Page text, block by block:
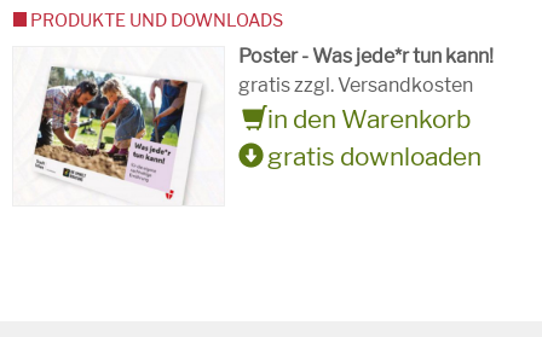
PRODUKTE UND DOWNLOADS
Poster - Was jede*r tun kann!
gratis zzgl. Versandkosten
in den Warenkorb
gratis downloaden